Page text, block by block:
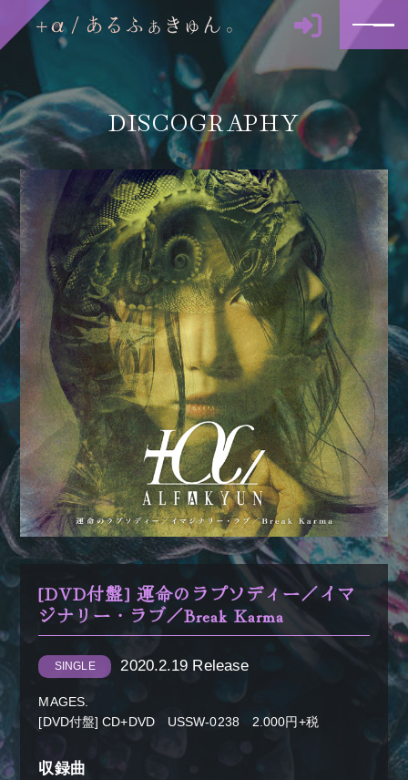
＋α／Cluster.
DISCOGRAPHY
[DVD付盤] 運命のラプソディー／イマ
ジナリー・ラブ／Break Karma
SINGLE 2020.2.19 Release
MAGES.
[DVD付盤] CD+DVD USSW-0238 2.000円+税
収録曲